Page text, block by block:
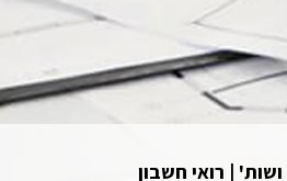
| רואי חשבון